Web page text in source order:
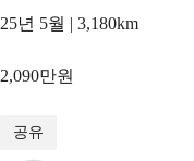
25년 5월 | 3,180km
2,090만원
공유
/20